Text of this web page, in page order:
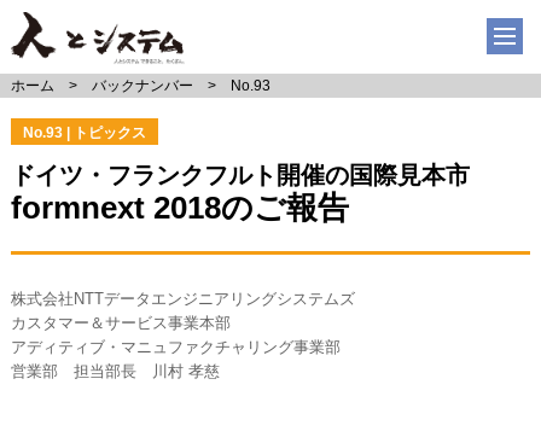
ホーム バックナンバー No.93
No.93 | トピックス
ドイツ・フランクフルト開催の国際見本市
formnext 2018のご報告
株式会社NTTデータエンジニアリングシステムズ
カスタマー＆サービス事業本部
アディティブ・マニュファクチャリング事業部
営業部 担当部長 川村 孝慈